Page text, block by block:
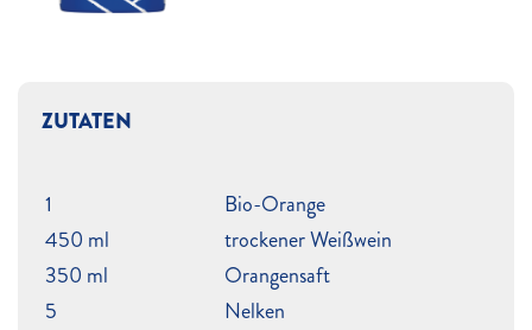
ZUTATEN
1
Bio-Orange
450 ml
trockener Weißwein
350 ml
Orangensaft
5
Nelken